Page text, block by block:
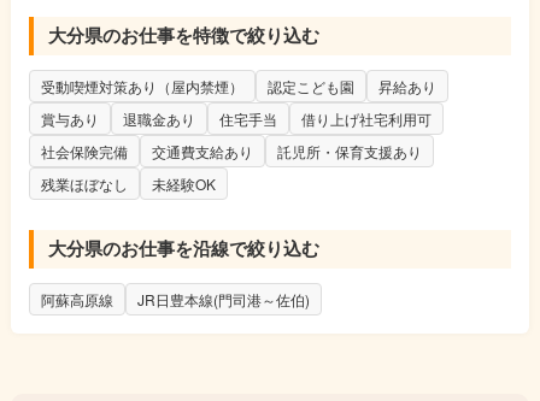
・家賃手当(借上げ社宅制度適用対象外の場合)上
限20,000円
＿＿＿＿＿＿＿＿＿＿＿＿＿＿＿＿＿＿＿
昇給：年1回 （法人内規程による）
賞与：年2回（基本給3ヵ月分） ※初年度は1.5
ヵ月✨令和6年度は夏に業績連動賞与 一律14万
円、年度末に年度末賞与1.0か月分支給実績あり
試用期間：6ヶ月（同条件）
大分県のお仕事を特徴で絞り込む
受動喫煙対策あり（屋内禁煙） 認定こども園
昇給あり
賞与あり
退職金あり 住宅手当
借り上げ社宅利用可
社会保険完備
交通費支給あり
託児所・保育支援あり
残業ほぼなし
未経験OK
大分県のお仕事を沿線で絞り込む
阿蘇高原線 JR日豊本線(門司港～佐伯)